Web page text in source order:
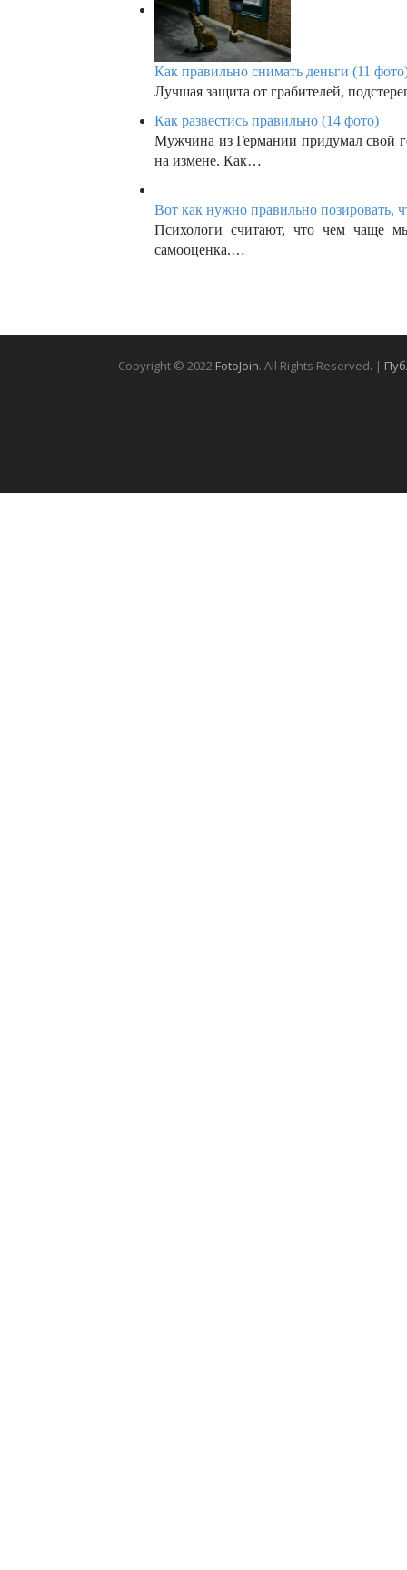
Как правильно снимать деньги (11
Лучшая защита от грабителей,
Как развестись правильно (14 фото)
Мужчина из Германии придумал свой
на измене. Как…
Вот как нужно правильно позировать,
Психологи считают, что чем чаще
самооценка.…
Copyright © 2022 FotoJoin. All Rights Reserved. |